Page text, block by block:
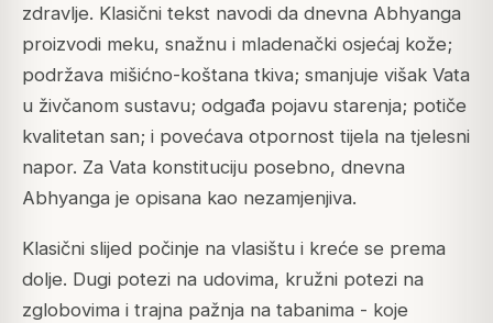
zdravlje. Klasični tekst navodi da dnevna Abhyanga
proizvodi meku, snažnu i mladenački osjećaj kože;
podržava mišićno-koštana tkiva; smanjuje višak Vata
u živčanom sustavu; odgađa pojavu starenja; potiče
kvalitetan san; i povećava otpornost tijela na tjelesni
napor. Za Vata konstituciju posebno, dnevna
Abhyanga je opisana kao nezamjenjiva.
Klasični slijed počinje na vlasištu i kreće se prema
dolje. Dugi potezi na udovima, kružni potezi na
zglobovima i trajna pažnja na tabanima - koje